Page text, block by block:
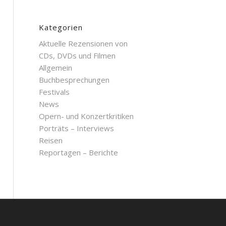
Kategorien
Aktuelle Rezensionen von
CDs, DVDs und Filmen
Allgemein
Buchbesprechungen
Festivals
News
Opern- und Konzertkritiken
Porträts – Interviews
Reisen
Reportagen – Berichte